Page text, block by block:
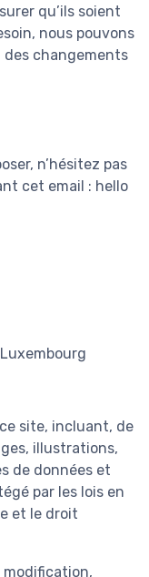
qu’ils soient
nous pouvons
changements
n’hésitez pas
cet email : hello
site, incluant, de
illustrations,
de données et
par les lois en
et le droit